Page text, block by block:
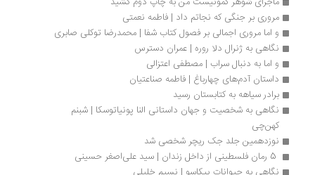
مروری بر جنگی که نجاتم داد | فاطمه نعمتی
و اما مروری اجمالی بر فصول کتاب شفا | محمدرضا توکلی صابری
نگاهی به ژنرال دلا روره | عمران دسترس
و اما به دنبال سراب | مصطفی اعتزالی
داستان آدم‌های چهارباغ | فاطمه صناعتیان
برادر سیاهه به کتابستان رسید
نگاهی به شخصیت و جهان داستانی النا پونیاتوسکا | شبنم
کهن‌چی
نوزدهمین جلد جک ریچر شخصی شد